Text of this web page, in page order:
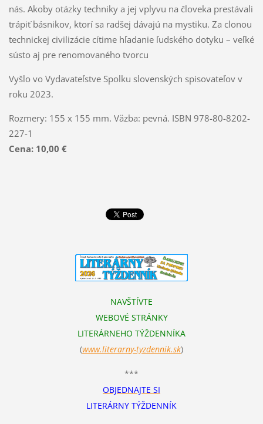
nás. Akoby otázky techniky a jej vplyvu na človeka prestávali
trápiť básnikov, ktorí sa radšej dávajú na mystiku. Za clonou
technickej civilizácie cítime hľadanie ľudského dotyku – veľké
sústo aj pre renomovaného tvorcu
Vyšlo vo Vydavateľstve Spolku slovenských spisovateľov v
roku 2023.
Rozmery: 155 x 155 mm. Väzba: pevná. ISBN 978-80-8202-
227-1
Cena: 10,00 €
NAVŠTÍVTE
WEBOVÉ STRÁNKY
LITERÁRNEHO TÝŽDENNÍKA
(www.literarny-tyzdennik.sk)
***
OBJEDNAJTE SI
LITERÁRNY TÝŽDENNÍK